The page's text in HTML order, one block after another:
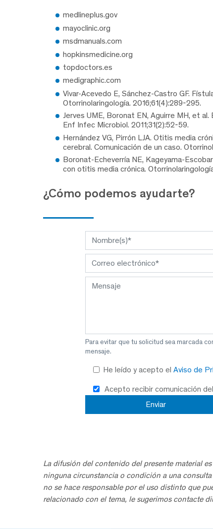
medlineplus.gov
mayoclinic.org
msdmanuals.com
hopkinsmedicine.org
topdoctors.es
medigraphic.com
Vivar-Acevedo E, Sánchez-Castro GF.
Otorrinolaringología. 2016;61(4):289-295.
Jerves UME, Boronat EN, Aguirre MH, et
Enf Infec Microbiol. 2011;31(2):52-59.
Hernández VG, Pirrón LJA. Otitis media
cerebral. Comunicación de un caso.
Boronat-Echeverría NE, Kageyama-
con otitis media crónica.
¿Cómo podemos ayudarte?
Para evitar que tu solicitud sea marcada
mensaje.
He leído y acepto el Aviso de
Acepto recibir comunicación
La difusión del contenido del presente material
ninguna circunstancia o condición a una
no se hace responsable por el uso distinto que
relacionado con el tema, le sugerimos contacte